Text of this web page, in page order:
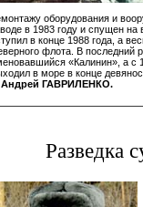
оборудования и
в 1983 году и спущен на
в конце 1988 года, а
флота. В последний
«Калинин», а с
в море в конце
Андрей ГАВРИЛЕНКО.
Разведка